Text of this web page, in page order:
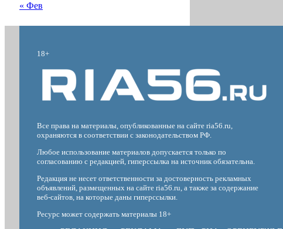
« Фев
18+
Все права на материалы, опубликованные на сайте ria56.ru,
охраняются в соответствии с законодательством РФ.
Любое использование материалов допускается только по
согласованию с редакцией, гиперссылка на источник обязательна.
Редакция не несет ответственности за достоверность рекламных
объявлений, размещенных на сайте ria56.ru, а также за содержание
веб-сайтов, на которые даны гиперссылки.
Ресурс может содержать материалы 18+